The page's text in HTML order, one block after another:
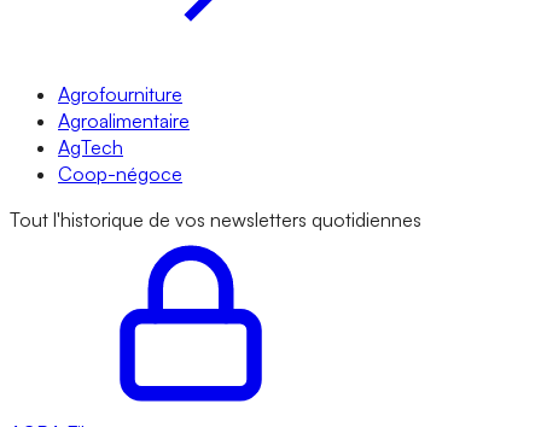
Agrofourniture
Agroalimentaire
AgTech
Coop-négoce
Tout l'historique de vos newsletters quotidiennes